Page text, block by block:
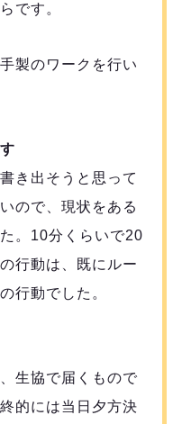
です。
製のワークを行い
き出そうと思って
ので、現状をある
。10分くらいで20
行動は、既にルー
行動でした。
生協で届くもので
的には当日夕方決